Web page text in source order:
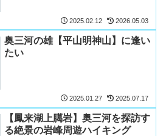
2025.02.12 2026.05.03
奥三河の雄【平山明神山】に逢い
たい
2025.01.27 2025.07.17
【鳳来湖上臈岩】奥三河を探訪す
る絶景の岩峰周遊ハイキング